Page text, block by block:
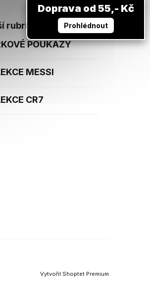
rubriky
POUKAZY
MESSI
CR7
Vytvořil Shoptet Premium
Doprava od 55,- Kč
Prohlédnout